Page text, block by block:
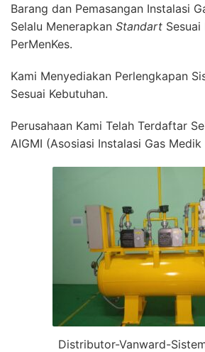
Barang dan Pemasangan Instalasi
Selalu Menerapkan Standart Sesuai
PerMenKes.
Kami Menyediakan Perlengkapan
Sesuai Kebutuhan.
Perusahaan Kami Telah Terdaftar
AIGMI (Asosiasi Instalasi Gas Medik
Distributor-Vanward-